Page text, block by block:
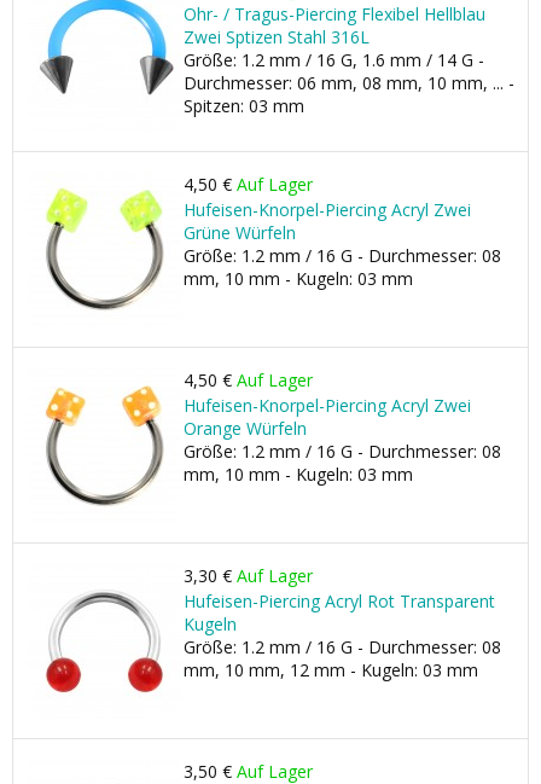
Ohr- / Tragus-Piercing Flexibel Hellblau
Zwei Sptizen Stahl 316L
Größe: 1.2 mm / 16 G, 1.6 mm / 14 G -
Durchmesser: 06 mm, 08 mm, 10 mm, ... -
Spitzen: 03 mm
4,50 € Auf Lager
Hufeisen-Knorpel-Piercing Acryl Zwei
Grüne Würfeln
Größe: 1.2 mm / 16 G - Durchmesser: 08
mm, 10 mm - Kugeln: 03 mm
4,50 € Auf Lager
Hufeisen-Knorpel-Piercing Acryl Zwei
Orange Würfeln
Größe: 1.2 mm / 16 G - Durchmesser: 08
mm, 10 mm - Kugeln: 03 mm
3,30 € Auf Lager
Hufeisen-Piercing Acryl Rot Transparent
Kugeln
Größe: 1.2 mm / 16 G - Durchmesser: 08
mm, 10 mm, 12 mm - Kugeln: 03 mm
3,50 € Auf Lager